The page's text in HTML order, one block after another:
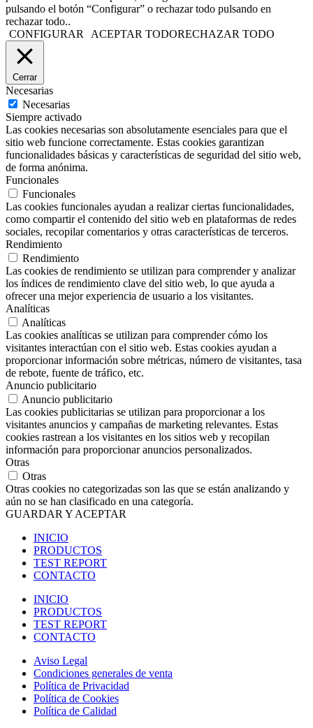
pulsando el botón “Configurar” o rechazar todo pulsando en
rechazar todo..
CONFIGURAR
ACEPTAR TODORECHAZAR TODO
Cerrar
Necesarias
Necesarias
Siempre activado
Las cookies necesarias son absolutamente esenciales para que el
sitio web funcione correctamente. Estas cookies garantizan
funcionalidades básicas y características de seguridad del sitio web,
de forma anónima.
Funcionales
Funcionales
Las cookies funcionales ayudan a realizar ciertas funcionalidades,
como compartir el contenido del sitio web en plataformas de redes
sociales, recopilar comentarios y otras características de terceros.
Rendimiento
Rendimiento
Las cookies de rendimiento se utilizan para comprender y analizar
los índices de rendimiento clave del sitio web, lo que ayuda a
ofrecer una mejor experiencia de usuario a los visitantes.
Analíticas
Analíticas
Las cookies analíticas se utilizan para comprender cómo los
visitantes interactúan con el sitio web. Estas cookies ayudan a
proporcionar información sobre métricas, número de visitantes, tasa
de rebote, fuente de tráfico, etc.
Anuncio publicitario
Anuncio publicitario
Las cookies publicitarias se utilizan para proporcionar a los
visitantes anuncios y campañas de marketing relevantes. Estas
cookies rastrean a los visitantes en los sitios web y recopilan
información para proporcionar anuncios personalizados.
Otras
Otras
Otras cookies no categorizadas son las que se están analizando y
aún no se han clasificado en una categoría.
GUARDAR Y ACEPTAR
INICIO
PRODUCTOS
TEST REPORT
CONTACTO
INICIO
PRODUCTOS
TEST REPORT
CONTACTO
Aviso Legal
Condiciones generales de venta
Política de Privacidad
Política de Cookies
Política de Calidad